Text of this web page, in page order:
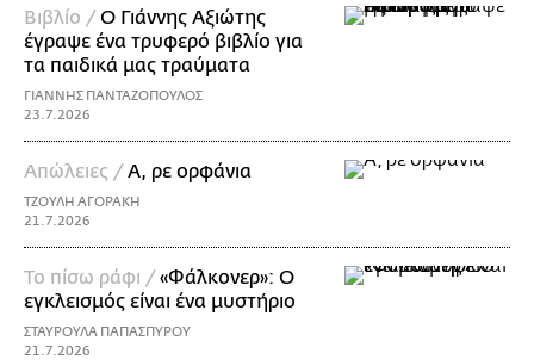
Βιβλίο /Ο Γιάννης Αξιώτης
έγραψε ένα τρυφερό βιβλίο για
τα παιδικά μας τραύματα
ΓΙΑΝΝΗΣ ΠΑΝΤΑΖΟΠΟΥΛΟΣ
23.7.2026
Απώλειες /Α, ρε ορφάνια
ΤΖΟΥΛΗ ΑΓΟΡΑΚΗ
21.7.2026
Το πίσω ράφι /«Φάλκονερ»: Ο
εγκλεισμός είναι ένα μυστήριο
ΣΤΑΥΡΟΥΛΑ ΠΑΠΑΣΠΥΡΟΥ
21.7.2026